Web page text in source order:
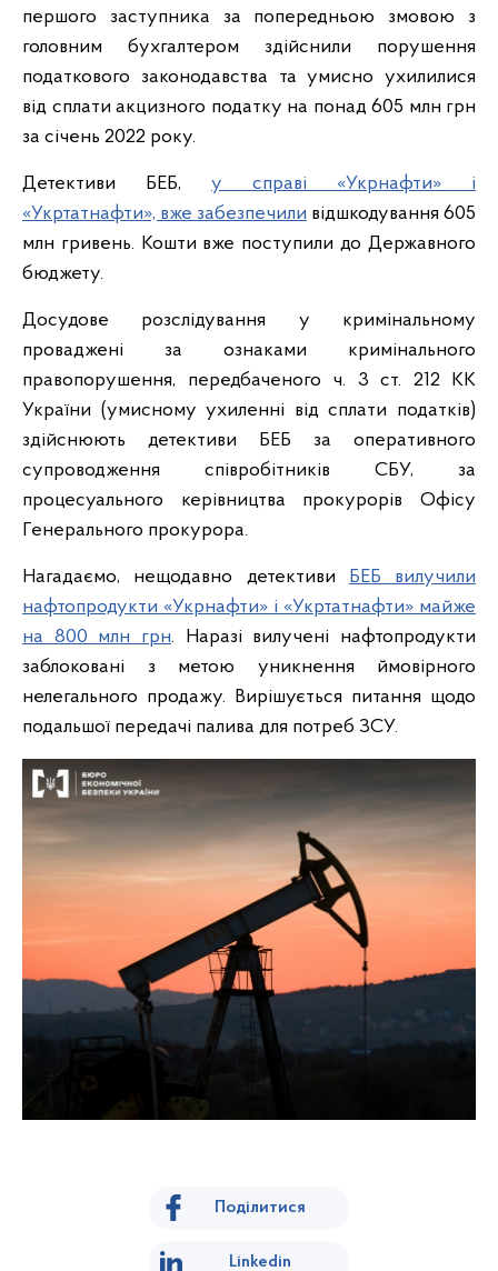
першого заступника за попередньою змовою з
головним бухгалтером здійснили порушення
податкового законодавства та умисно ухилилися
від сплати акцизного податку на понад 605 млн грн
за січень 2022 року.
Детективи БЕБ, у справі «Укрнафти» і
«Укртатнафти», вже забезпечили відшкодування 605
млн гривень. Кошти вже поступили до Державного
бюджету.
Досудове розслідування у кримінальному
проваджені за ознаками кримінального
правопорушення, передбаченого ч. 3 ст. 212 КК
України (умисному ухиленні від сплати податків)
здійснюють детективи БЕБ за оперативного
супроводження співробітників СБУ, за
процесуального керівництва прокурорів Офісу
Генерального прокурора.
Нагадаємо, нещодавно детективи БЕБ вилучили
нафтопродукти «Укрнафти» і «Укртатнафти» майже
на 800 млн грн. Наразі вилучені нафтопродукти
заблоковані з метою уникнення ймовірного
нелегального продажу. Вирішується питання щодо
подальшої передачі палива для потреб ЗСУ.
Поділитися
Linkedin